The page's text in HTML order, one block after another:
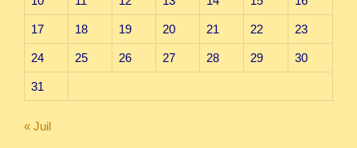
17 18 19 20 21 22 23
24 25 26 27 28 29 30
31
« Juil